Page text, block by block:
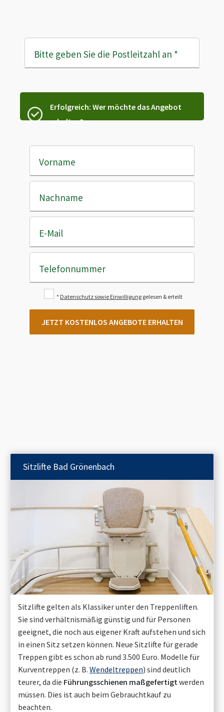
Bitte geben Sie die Postleitzahl an *
Erfolgreich: Wer möchte das Angebot
erhalten?
Vorname
Nachname
E-Mail
Telefonnummer
* Datenschutz sowie Einwilligung gelesen & erteilt
JETZT KOSTENLOS ANGEBOTE ERHALTEN
Sitzlifte Bad Grönenbach
Sitzlifte gelten als Klassiker unter den Treppenliften.
Sie sind verhältnismäßig günstig und für Personen
geeignet, die noch aus eigener Kraft aufstehen und sich
in einen Sitz setzen können. Neue Sitzlifte für gerade
Treppen gibt es schon ab rund 3.500 Euro. Modelle für
Kurventreppen (z. B. Wendeltreppen) sind deutlich
teurer, da die Führungsschienen maßgefertigt werden
müssen. Dies ist auch beim Gebrauchtkauf zu
beachten.